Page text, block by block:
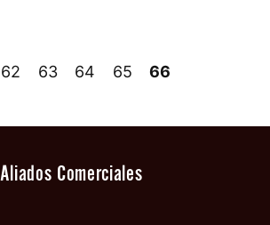
62 63 64 65 66
Aliados Comerciales